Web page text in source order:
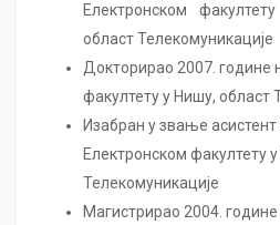
Електронском
област Телекомуникације
Докторирао 2007. године
факултету у Нишу, област
Изабран у звање
Електронском факултету
Телекомуникације
Магистрирао 2004.